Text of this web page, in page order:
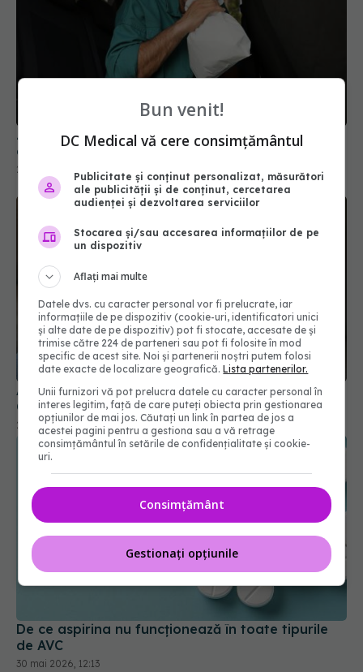
Zece soluții rapide care pot calma senzația de
greață în câteva minute
20 mai 2026, 08:50
Adevărul despre medicamentele pentru reflux.
Care este legătura cu cancerul
23 ian 2026, 09:45
De ce aspirina nu funcționează în toate tipurile
de AVC
30 mai 2026, 12:13
Bun venit!
DC Medical vă cere consimțământul
Publicitate și conținut personalizat, măsurători
ale publicității și de conținut, cercetarea
audienței și dezvoltarea serviciilor
Stocarea și/sau accesarea informațiilor de pe
un dispozitiv
Aflați mai multe
Datele dvs. cu caracter personal vor fi prelucrate, iar
informațiile de pe dispozitiv (cookie-uri, identificatori unici
și alte date de pe dispozitiv) pot fi stocate, accesate de și
trimise către 224 de parteneri sau pot fi folosite în mod
specific de acest site. Noi și partenerii noștri putem folosi
date exacte de localizare geografică.Lista partenerilor.
Unii furnizori vă pot prelucra datele cu caracter personal în
interes legitim, față de care puteți obiecta prin gestionarea
opțiunilor de mai jos. Căutați un link în partea de jos a
acestei pagini pentru a gestiona sau a vă retrage
consimțământul în setările de confidențialitate și cookie-
uri.
Consimțământ
Gestionați opțiunile